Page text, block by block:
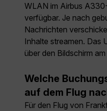
WLAN im Airbus
verfügbar. Je nach
Nachrichten
Inhalte streamen. Das
über den Bildschirm
Welche
auf dem Flug
Für den Flug von